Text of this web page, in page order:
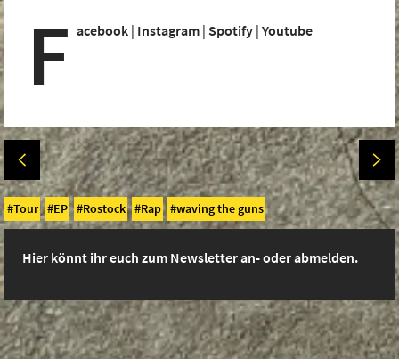
F acebook | Instagram | Spotify | Youtube
Tour EP Rostock Rap waving the guns
Hier könnt ihr euch zum Newsletter an- oder abmelden.